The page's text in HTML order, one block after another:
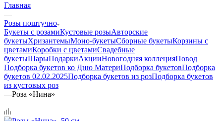
Главная
—
Розы поштучно
Букеты с розамиКустовые розыАвторские
букетыХризантемыМоно-букетыСборные букетыКорзины с
цветамиКоробки с цветамиСвадебные
букетыШарыПодаркиАкцииНовогодняя коллецияПовод
Подборка букетов ко Дню МатериПодборка букетовПодборка
букетов 02.02.2025Подборка букетов из розПодборка букетов
из кустовых роз
—Роза «Нина»